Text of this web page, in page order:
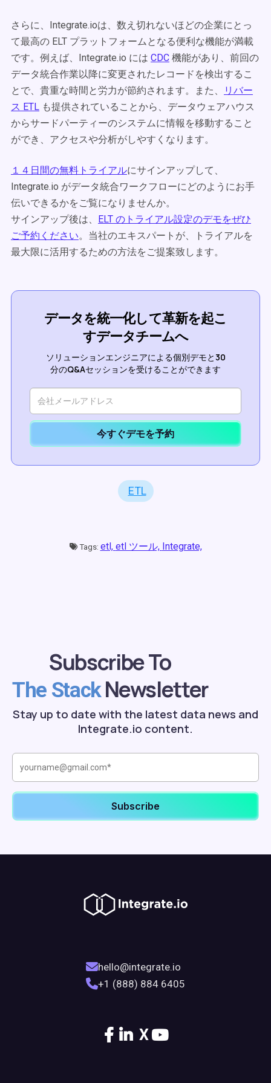
さらに、Integrate.ioは、数え切れないほどの企業にとっ
て最高の ELT プラットフォームとなる便利な機能が満載
です。例えば、Integrate.io には CDC 機能があり、前回の
データ統合作業以降に変更されたレコードを検出するこ
とで、貴重な時間と労力が節約されます。また、
リバー
ス ETL も提供されていることから、データウェアハウス
からサードパーティーのシステムに情報を移動すること
ができ、アクセスや分析がしやすくなります。
１４日間の無料トライアルにサインアップして、
Integrate.io がデータ統合ワークフローにどのようにお手
伝いできるかをご覧になりませんか。
サインアップ後は、 ELT のトライアル設定のデモをぜひ
ご予約ください。当社のエキスパートが、トライアルを
最大限に活用するための方法をご提案致します。
データを統一化して革新を起こ
すデータチームへ
ソリューションエンジニアによる個別デモと30
分のQ&Aセッションを受けることができます
今すぐデモを予約
ETL
Tags: etl, etl ツール, Integrate,
Subscribe To
The StackNewsletter
Stay up to date with the latest data news and
Integrate.io content.
hello@integrate.io
+1 (888) 884 6405
X